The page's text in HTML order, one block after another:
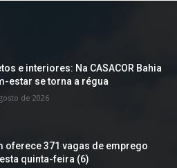
e interiores: Na CASACOR Bahia
estar se torna a régua
de 2026
oferece 371 vagas de emprego
quinta-feira (6)